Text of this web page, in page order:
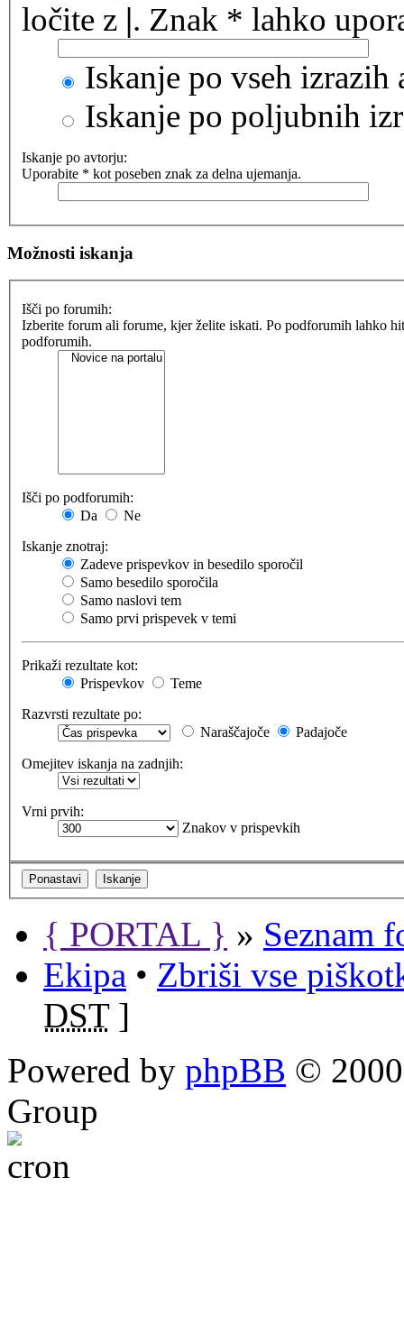
ločite z |. Znak * lahko
Iskanje po vseh izrazih
Iskanje po poljubnih
Iskanje po avtorju:
Uporabite * kot poseben znak za delna ujemanja.
Možnosti iskanja
Išči po forumih:
Izberite forum ali forume, kjer želite iskati. Po podforumih lahko
podforumih.
Išči po podforumih:
Da
Ne
Iskanje znotraj:
Zadeve prispevkov in besedilo sporočil
Samo besedilo sporočila
Samo naslovi tem
Samo prvi prispevek v temi
Prikaži rezultate kot:
Prispevkov
Teme
Razvrsti rezultate po:
Naraščajoče
Padajoče
Omejitev iskanja na zadnjih:
Vrni prvih:
Znakov v prispevkih
{ PORTAL } » Seznam
Ekipa • Zbriši vse
DST]
Powered by phpBB ©
Group